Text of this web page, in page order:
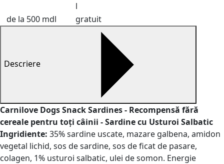
l
de la 500 mdl
gratuit
Descriere
Carnilove Dogs Snack Sardines - Recompensă fără
cereale pentru toți câinii - Sardine cu Usturoi Salbatic
Ingridiente: 35% sardine uscate, mazare galbena, amidon
vegetal lichid, sos de sardine, sos de ficat de pasare,
colagen, 1% usturoi salbatic, ulei de somon. Energie